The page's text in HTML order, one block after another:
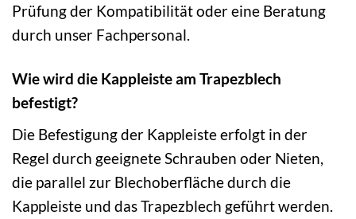
Prüfung der Kompatibilität oder eine Beratung
durch unser Fachpersonal.
Wie wird die Kappleiste am Trapezblech
befestigt?
Die Befestigung der Kappleiste erfolgt in der
Regel durch geeignete Schrauben oder Nieten,
die parallel zur Blechoberfläche durch die
Kappleiste und das Trapezblech geführt werden.